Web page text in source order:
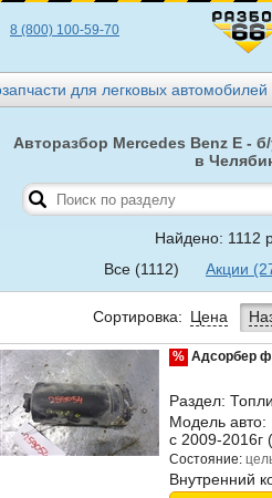
8 (800) 100-59-70
для легковых автомобилей
Авторазбор Mercedes Benz E -
в
Найдено: 1112
Все (1112) Акции
Сортировка: Цена
% Адсорбер
Раздел:
Модель авто:
с 2009-2016г
Состояние:
Внутренний